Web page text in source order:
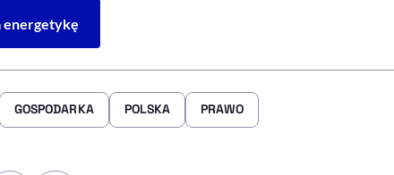
energetykę
GOSPODARKA POLSKA PRAWO